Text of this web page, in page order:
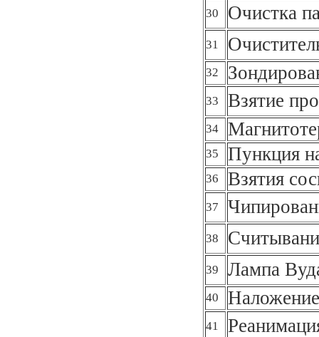
30 Очистка
31
32
33 Взятие
34
35 Пункция
36 Взятия
37
38
39 Лампа
40
41